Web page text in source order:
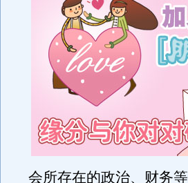
会所存在的政治、财务